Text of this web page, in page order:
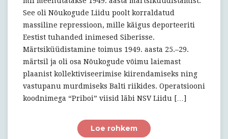
See oli Nõukogude Liidu poolt korraldatud
massiline repressioon, mille käigus deporteeriti
Eestist tuhanded inimesed Siberisse.
Märtsiküüdistamine toimus 1949. aasta 25.–29.
märtsil ja oli osa Nõukogude võimu laiemast
plaanist kollektiviseerimise kiirendamiseks ning
vastupanu murdmiseks Balti riikides. Operatsiooni
koodnimega “Priboi” viisid läbi NSV Liidu […]
Loe rohkem